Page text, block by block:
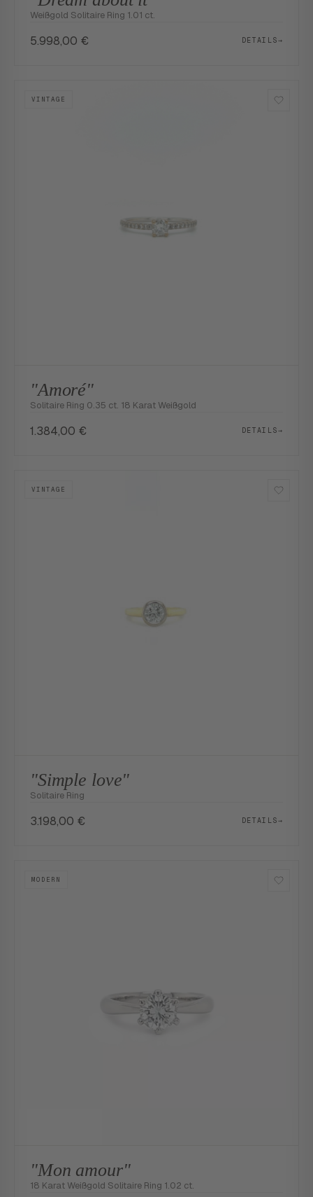
Weißgold Solitaire Ring 1.01 ct.
5.998,00 € DETAILS→
VINTAGE
"Amoré"
Solitaire Ring 0.35 ct. 18 Karat Weißgold
1.384,00 € DETAILS→
VINTAGE
"Simple love"
Solitaire Ring
3.198,00 € DETAILS→
MODERN
"Mon amour"
18 Karat Weißgold Solitaire Ring 1.02 ct.